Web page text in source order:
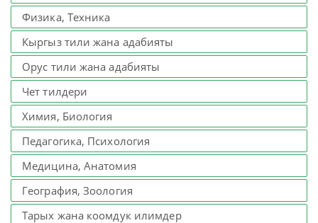
Физика, Техника
Кыргыз тили жана адабияты
Орус тили жана адабияты
Чет тилдери
Химия, Биология
Педагогика, Психология
Медицина, Анатомия
География, Зоология
Тарых жана коомдук илимдер